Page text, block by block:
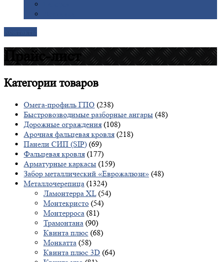
Прайс-лист
Категориитоваров
Омега-профиль ГПО (238)
Быстровозводимые разборные ангары (48)
Дорожные ограждения (108)
Арочная фальцевая кровля (218)
Панели СИП (SIP) (69)
Фальцевая кровля (177)
Арматурные каркасы (159)
Забор металлический «Еврожалюзи» (48)
Металлочерепица (1324)
Ламонтерра XL (54)
Монтекристо (54)
Монтерроса (81)
Трамонтана (90)
Квинта плюс (68)
Монкатта (58)
Квинта плюс 3D (64)